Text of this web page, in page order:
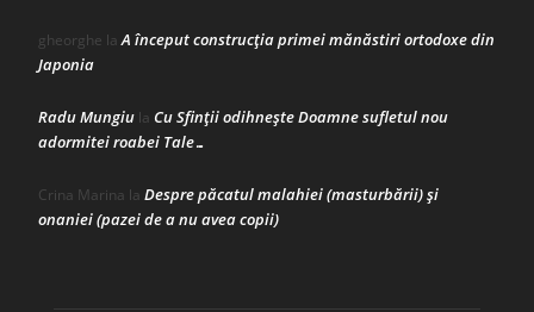
gheorghe laA început construcţia primei mănăstiri ortodoxe din
Japonia
Radu Mungiu la Cu Sfinții odihnește Doamne sufletul nou
adormitei roabei Tale…
Crina Marina la Despre păcatul malahiei (masturbării) şi
onaniei (pazei de a nu avea copii)